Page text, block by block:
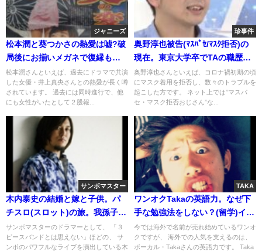
ジャニーズ
松本潤と葵つかさの熱愛は嘘?破
局後にお揃いメガネで復縁も匂
わせ？
松本潤さんといえば、過去にドラマで共演
した女優・井上真央さんとの熱愛が長く噂
されています。 過去には同時進行で、他
にも女性がいたとして２股報...
珍事件
奥野淳也被告(ﾏｽﾊﾟｾ/ﾏｽｸ拒否)の
現在。東京大学卒でTAの職歴。
障害(ｱｽﾍﾟ)説は嘘?嫁と生年月日
奥野淳也さんといえば、コロナ禍初期の頃
にマスク着用を拒否し、数々のトラブルを
起こした方です。 ネット上では”マスパ
セ・マスク拒否おじさん”な...
サンボマスター
木内泰史の結婚と嫁と子供。パ
チスロ(スロット)の旅。我孫子中
学で体操をしてた？(だから身長
が高い・・)
サンボマスターのドラマーとして、 「３
ピースバンドとは思えない」ほどの、 サ
ンボのパワフルなライブを演出している木
TAKA
ワンオクTakaの英語力。なぜ下
手な勉強法をしない？(留学)イン
タビューでの発音(動画)
今では海外で名前が売れ始めているワンオ
クですが、 海外での人気を支えるのは、
ボーカル・Takaさんの英語力です。 Taka